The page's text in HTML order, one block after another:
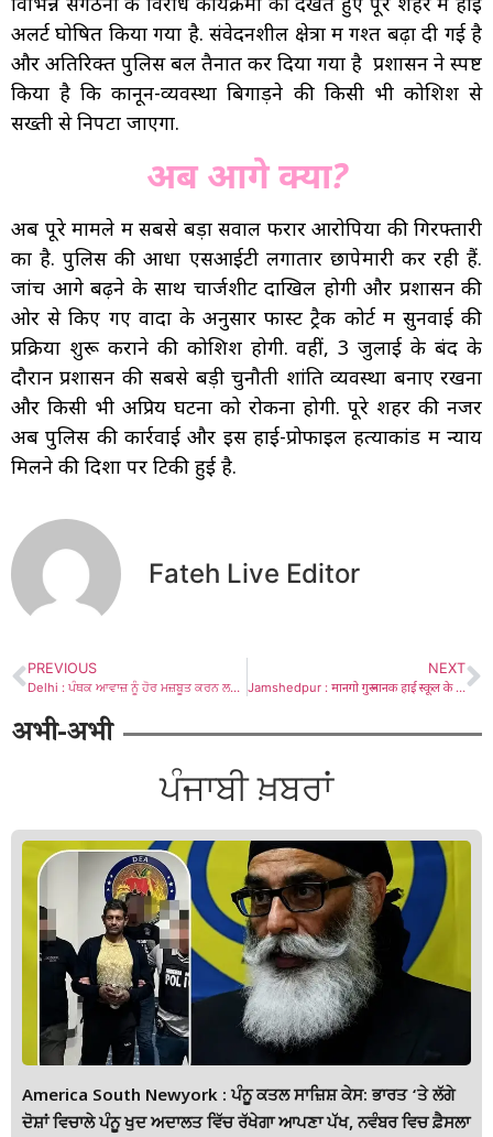
अलर्ट घोषित किया गया है. संवेदनशील क्षेत्रों में गश्त बढ़ा दी गई है
और अतिरिक्त पुलिस बल तैनात कर दिया गया है प्रशासन ने स्पष्ट
किया है कि कानून-व्यवस्था बिगाड़ने की किसी भी कोशिश से
सख्ती से निपटा जाएगा.
अब आगे क्या?
अब पूरे मामले में सबसे बड़ा सवाल फरार आरोपियों की गिरफ्तारी
का है. पुलिस की आधा एसआईटी लगातार छापेमारी कर रही हैं.
जांच आगे बढ़ने के साथ चार्जशीट दाखिल होगी और प्रशासन की
ओर से किए गए वादों के अनुसार फास्ट ट्रैक कोर्ट में सुनवाई की
प्रक्रिया शुरू कराने की कोशिश होगी. वहीं, 3 जुलाई के बंद के
दौरान प्रशासन की सबसे बड़ी चुनौती शांति व्यवस्था बनाए रखना
और किसी भी अप्रिय घटना को रोकना होगी. पूरे शहर की नजर
अब पुलिस की कार्रवाई और इस हाई-प्रोफाइल हत्याकांड में न्याय
मिलने की दिशा पर टिकी हुई है.
Fateh Live Editor
PREVIOUS
Delhi : ਪੰਥਕ ਆਵਾਜ਼ ਨੂੰ ਹੋਰ ਮਜ਼ਬੂਤ ਕਰਨ ਲਈ ਭਾਈ ਪਰਮਜੀਤ ਸਿੰਘ ਵੀਰਜੀ ਮੈਦਾਨ ਵਿੱਚ, ਨਿਯੁਕਤੀ ਮਗਰੋਂ ਸੁਖਬੀਰ ਸਿੰਘ ਬਾਦਲ ਨਾਲ ਕੀਤੀ ਮੁਲਾਕਾਤ
NEXT
Jamshedpur : मानगो गुरू नानक हाई स्कूल के मेधावी विद्यार्थियों का कमेटी ने बढ़ाया हौंसला, 100 फीसदी परिणाम के लिए प्राचार्य को मिला विशेष सम्मान
अभी-अभी
ਪੰਜਾਬੀ ਖ਼ਬਰਾਂ
America South Newyork : ਪੰਨੂ ਕਤਲ ਸਾਜ਼ਿਸ਼ ਕੇਸ: ਭਾਰਤ ‘ਤੇ ਲੱਗੇ
ਦੋਸ਼ਾਂ ਵਿਚਾਲੇ ਪੰਨੂ ਖੁਦ ਅਦਾਲਤ ਵਿੱਚ ਰੱਖੇਗਾ ਆਪਣਾ ਪੱਖ, ਨਵੰਬਰ ਵਿਚ ਫ਼ੈਸਲਾ